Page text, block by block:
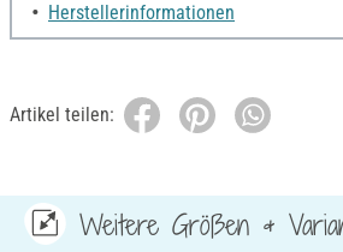
Herstellerinformationen
Artikel teilen:
Weitere Größen &